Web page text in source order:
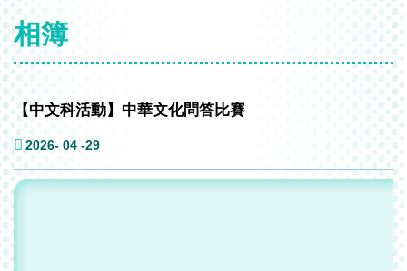
相簿
【中文科活動】中華文化問答比賽
2026- 04 -29